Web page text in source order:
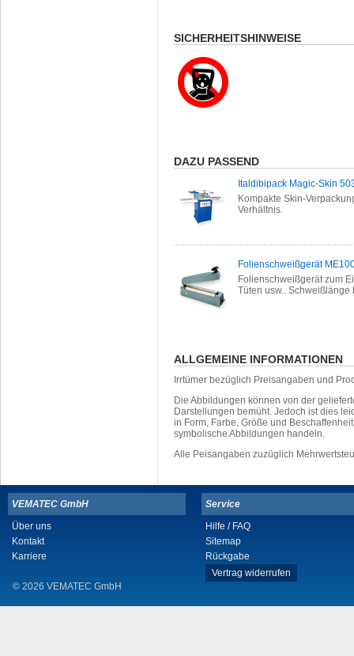
SICHERHEITSHINWEISE
DAZU PASSEND
Italdibipack Magic-Skin
Kompakte Skin-
Verhältnis.
Folienschweißgerät
Folienschweißgerät zum
Tüten usw..
ALLGEMEINE INFORMATIONEN
Irrtümer bezüglich Preisangaben und
Die Abbildungen können von der
Darstellungen bemüht. Jedoch ist dies
in Form, Farbe, Größe und
symbolische Abbildungen handeln.
Alle Peisangaben zuzüglich
VEMATEC GmbH
Über uns
Kontakt
Karriere
© 2026 VEMATEC GmbH
Service
Hilfe / FAQ
Sitemap
Rückgabe
Vertrag widerrufen